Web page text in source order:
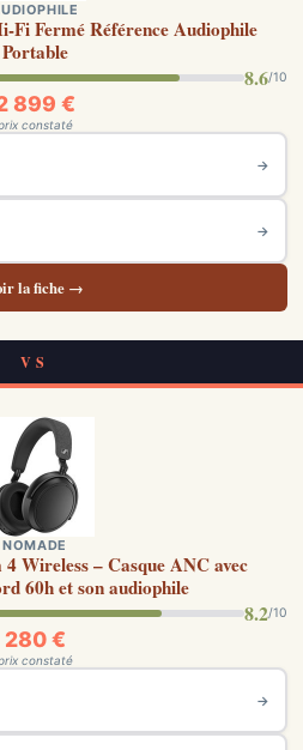
Fi Fermé Référence Audiophile
Portable
8.6/10
899 €
constaté
→
→
la fiche →
VS
NOMADE
Wireless – Casque ANC avec
60h et son audiophile
8.2/10
280 €
constaté
→